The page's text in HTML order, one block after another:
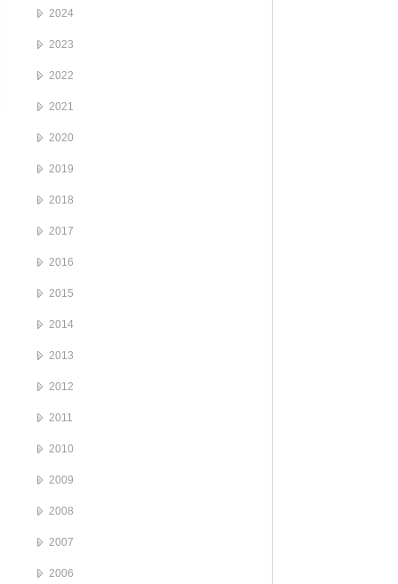
2024
2023
2022
2021
2020
2019
2018
2017
2016
2015
2014
2013
2012
2011
2010
2009
2008
2007
2006